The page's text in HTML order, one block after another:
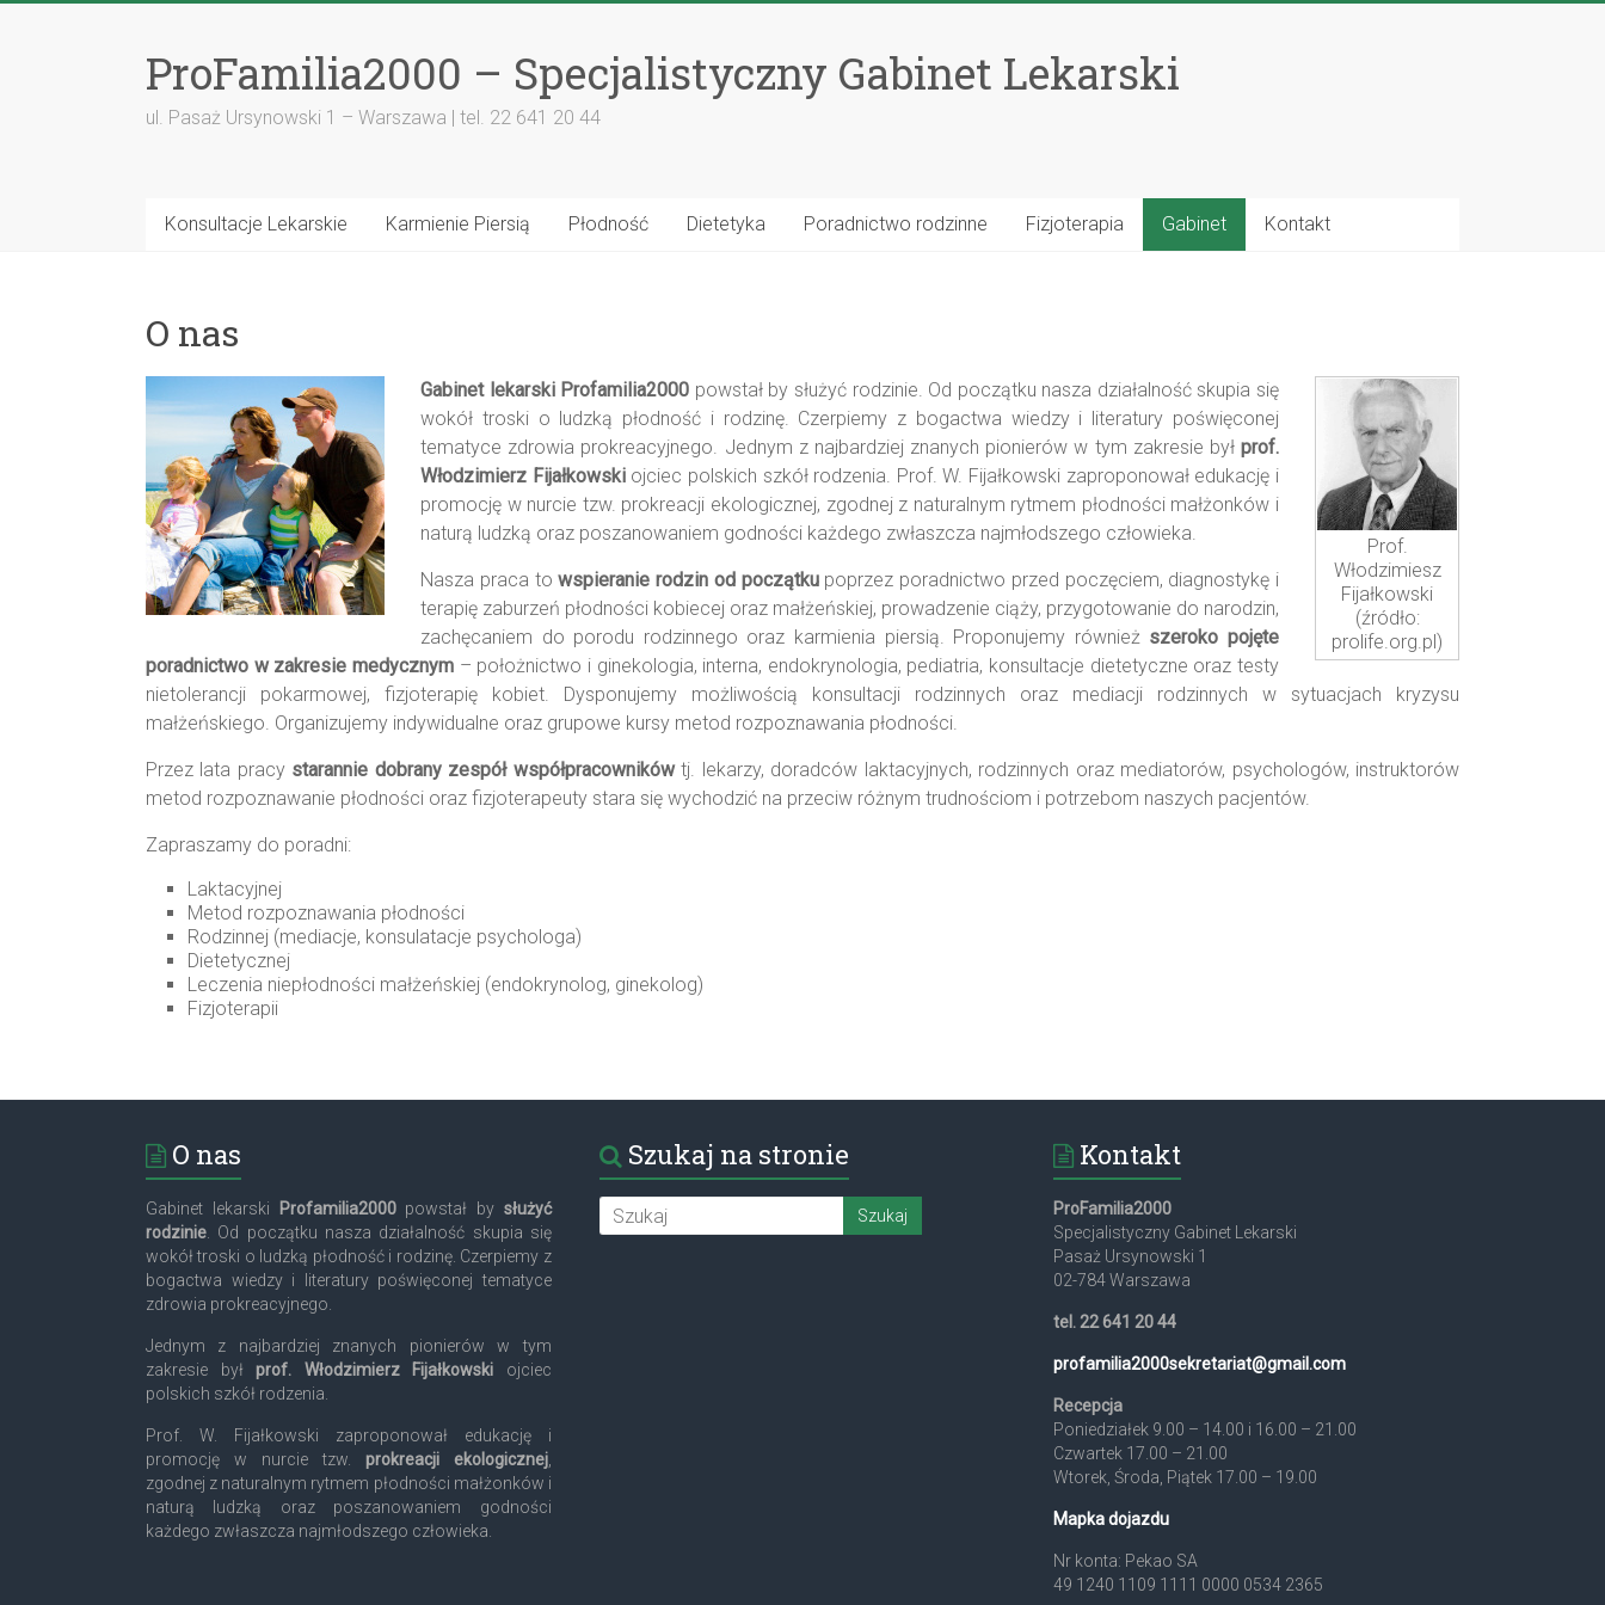
ProFamilia2000 – Specjalistyczny Gabinet Lekarski
ul. Pasaż Ursynowski 1 – Warszawa | tel. 22 641 20 44
Konsultacje Lekarskie Karmienie Piersią Płodność Dietetyka Poradnictwo rodzinne Fizjoterapia Gabinet Kontakt
O nas
Prof.
Włodzimiesz
Fijałkowski
(źródło:
prolife.org.pl)
Gabinet lekarski Profamilia2000 powstał by służyć rodzinie. Od początku nasza działalność skupia się
wokół troski o ludzką płodność i rodzinę. Czerpiemy z bogactwa wiedzy i literatury poświęconej
tematyce zdrowia prokreacyjnego. Jednym z najbardziej znanych pionierów w tym zakresie był prof.
Włodzimierz Fijałkowskiojciec polskich szkół rodzenia. Prof. W. Fijałkowski zaproponował edukację i
promocję w nurcie tzw. prokreacji ekologicznej, zgodnej z naturalnym rytmem płodności małżonków i
naturą ludzką oraz poszanowaniem godności każdego zwłaszcza najmłodszego człowieka.
Nasza praca towspieranie rodzin od początkupoprzez poradnictwo przed poczęciem, diagnostykę i
terapię zaburzeń płodności kobiecej oraz małżeńskiej, prowadzenie ciąży, przygotowanie do narodzin,
zachęcaniem do porodu rodzinnego oraz karmienia piersią. Proponujemy również szeroko pojęte
poradnictwo w zakresie medycznym– położnictwo i ginekologia, interna, endokrynologia, pediatria, konsultacje dietetyczne oraz testy
nietolerancji pokarmowej, fizjoterapię kobiet. Dysponujemy możliwością konsultacji rodzinnych oraz mediacji rodzinnych w sytuacjach kryzysu
małżeńskiego. Organizujemy indywidualne oraz grupowe kursy metod rozpoznawania płodności.
Przez lata pracy starannie dobrany zespół współpracownikówtj. lekarzy, doradców laktacyjnych, rodzinnych oraz mediatorów, psychologów, instruktorów
metod rozpoznawanie płodności oraz fizjoterapeuty stara się wychodzić na przeciw różnym trudnościom i potrzebom naszych pacjentów.
Zapraszamy do poradni:
Laktacyjnej
Metod rozpoznawania płodności
Rodzinnej (mediacje, konsulatacje psychologa)
Dietetycznej
Leczenia niepłodności małżeńskiej (endokrynolog, ginekolog)
Fizjoterapii
O nas
Gabinet lekarski Profamilia2000powstał by służyć
rodzinie . Od początku nasza działalność skupia się
wokół troski o ludzką płodność i rodzinę. Czerpiemy z
bogactwa wiedzy i literatury poświęconej tematyce
zdrowia prokreacyjnego.
Jednym z najbardziej znanych pionierów w tym
zakresie byłprof. Włodzimierz Fijałkowski ojciec
polskich szkół rodzenia.
Prof. W. Fijałkowski zaproponował edukację i
promocję w nurcie tzw. prokreacji ekologicznej
zgodnej z naturalnym rytmem płodności małżonków i
naturą ludzką oraz poszanowaniem godności
każdego zwłaszcza najmłodszego człowieka.
Szukaj na stronie Kontakt
ProFamilia2000
Specjalistyczny Gabinet Lekarski
Pasaż Ursynowski 1
02-784 Warszawa
tel. 22 641 20 44
profamilia2000sekretariat@gmail.com
Recepcja
Poniedziałek 9.00 – 14.00 i 16.00 – 21.00
Czwartek 17.00 – 21.00
Wtorek, Środa, Piątek 17.00 – 19.00
Mapka dojazdu
Nr konta: Pekao SA
49 1240 1109 1111 0000 0534 2365